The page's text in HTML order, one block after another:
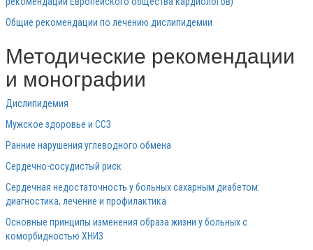
Общие рекомендации по лечению дислипидемии
Методические рекомендации
и монографии
Дислипидемия
Мужское здоровье и ССЗ
Ранние нарушения углеводного обмена
Сердечно-сосудистый риск
Сердечная недостаточность у больных сахарным диабетом:
диагностика, лечение и профилактика
Основные принципы изменения образа жизни у больных с
коморбидностью ХНИЗ